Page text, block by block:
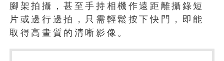
腳架拍攝，甚至手持相機作遠距離攝錄短
片或邊行邊拍，只需輕鬆按下快門，即能
取得高畫質的清晰影像。